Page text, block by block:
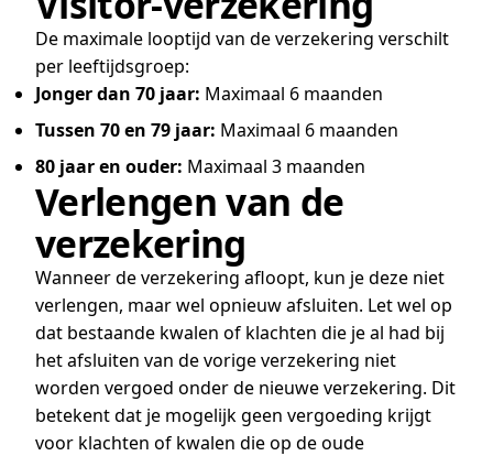
De maximale looptijd van de verzekering verschilt
per leeftijdsgroep:
Jonger dan 70 jaar: Maximaal 6 maanden
Tussen 70 en 79 jaar: Maximaal 6 maanden
80 jaar en ouder: Maximaal 3 maanden
Verlengen van de
verzekering
Wanneer de verzekering afloopt, kun je deze niet
verlengen, maar wel opnieuw afsluiten. Let wel op
dat bestaande kwalen of klachten die je al had bij
het afsluiten van de vorige verzekering niet
worden vergoed onder de nieuwe verzekering. Dit
betekent dat je mogelijk geen vergoeding krijgt
voor klachten of kwalen die op de oude